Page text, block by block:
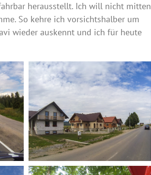
herausstellt. Ich will nicht mitten
So kehre ich vorsichtshalber um
wieder auskennt und ich für heute